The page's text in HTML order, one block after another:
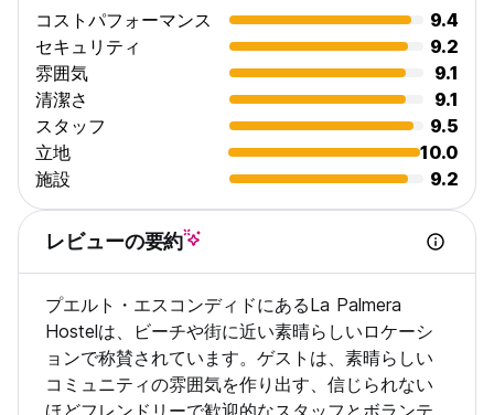
ご一報ください。
門限はありません。 (Auto-translated from original language)
コストパフォーマンス
9.4
セキュリティ
9.2
雰囲気
9.1
清潔さ
9.1
スタッフ
9.5
立地
10.0
施設
9.2
レビューの要約
プエルト・エスコンディドにあるLa Palmera
Hostelは、ビーチや街に近い素晴らしいロケーシ
ョンで称賛されています。ゲストは、素晴らしい
コミュニティの雰囲気を作り出す、信じられない